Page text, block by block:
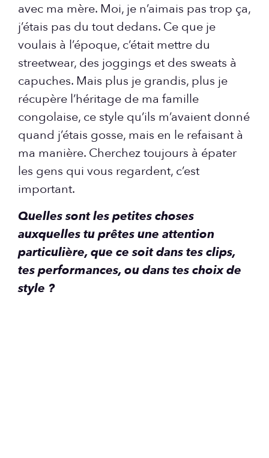
avec ma mère. Moi, je n’aimais pas trop ça,
j’étais pas du tout dedans. Ce que je
voulais à l’époque, c’était mettre du
streetwear, des joggings et des sweats à
capuches. Mais plus je grandis, plus je
récupère l’héritage de ma famille
congolaise, ce style qu’ils m’avaient donné
quand j’étais gosse, mais en le refaisant à
ma manière. Cherchez toujours à épater
les gens qui vous regardent, c’est
important.
Quelles sont les petites choses
auxquelles tu prêtes une attention
particulière, que ce soit dans tes clips,
tes performances, ou dans tes choix de
style ?